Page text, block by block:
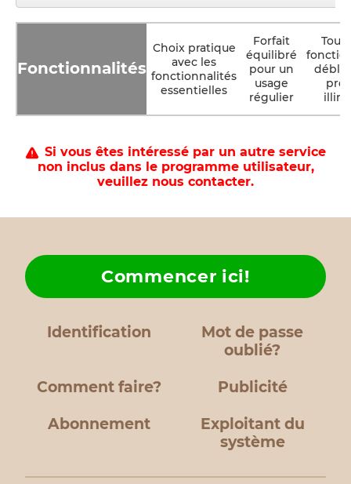
Fonctionnalités
Choix pratique
avec les
fonctionnalités
essentielles
Forfait
équilibré
pour un
usage
régulier
Si vous êtes intéressé par un autre service
non inclus dans le programme utilisateur,
veuillez nous contacter.
Identification
Mot de passe
oublié?
Comment faire?
Commencer ici!
Publicité
Abonnement
Exploitant du
système